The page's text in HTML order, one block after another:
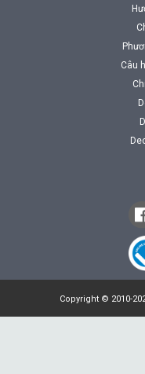
Câu
Copyright © 2010-